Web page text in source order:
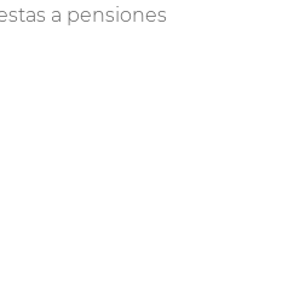
a pensiones